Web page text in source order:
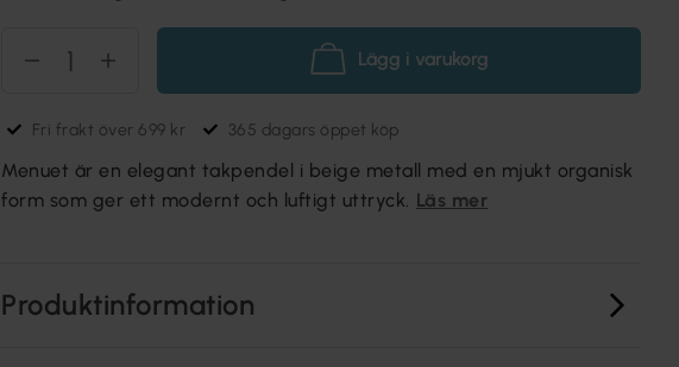
Lägg i varukorg
Fri frakt över 699 kr 365 dagars öppet köp
Menuet är en elegant takpendel i beige metall med en mjukt organisk
form som ger ett modernt och luftigt uttryck. Läs mer
Produktinformation